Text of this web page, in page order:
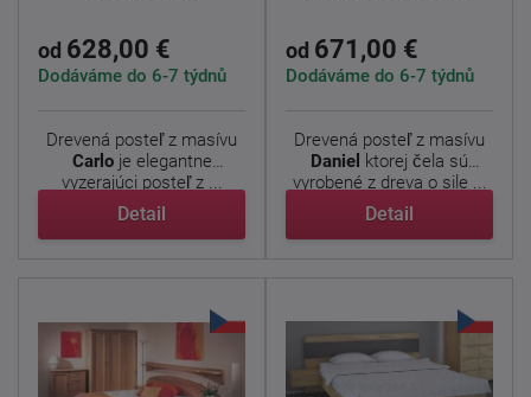
od 628,00 €
Dodáváme do 6-7 týdnů
Drevená posteľ z masívu
Carloje elegantne
vyzerajúci posteľ z ...
Detail
od 671,00 €
Dodáváme do 6-7 týdnů
Drevená posteľ z masívu
Daniel ktorej čela sú
vyrobené z dreva o sile ...
Detail